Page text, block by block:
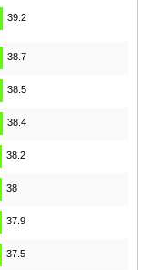
39.2
38.7
38.5
38.4
38.2
38
37.9
37.5